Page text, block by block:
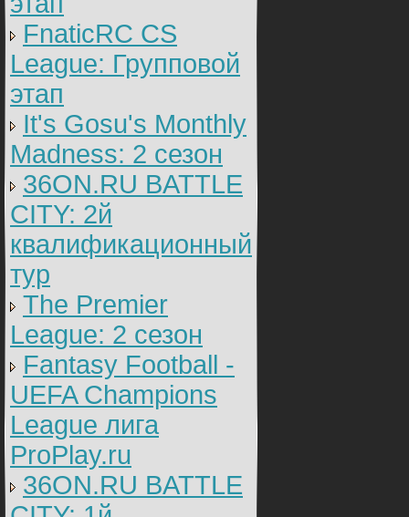
FnaticRC CS
League: Групповой
этап
It's Gosu's Monthly
Madness: 2 сезон
36ON.RU BATTLE
CITY: 2й
квалификационный
тур
The Premier
League: 2 cезон
Fantasy Football -
UEFA Champions
League лига
ProPlay.ru
36ON.RU BATTLE